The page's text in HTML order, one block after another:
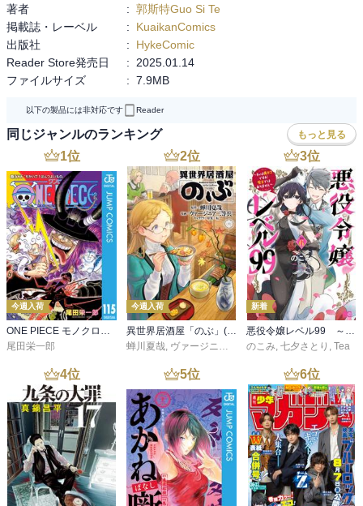
著者
: 郭斯特Guo Si Te
掲載誌・レーベル
:
KuaikanComics
出版社
:
HykeComic
Reader Store発売日
:
2025.01.14
ファイルサイズ
: 7.9MB
以下の製品には非対応です Reader
同じジャンルのランキング もっと見る
1位
今週入荷
ONE PIECE モノクロ版 115
尾田栄一郎
2位
今週入荷
異世界居酒屋「のぶ」(22)
蝉川夏哉, ヴァージニア二等兵 ,転
3位
新着
悪役令嬢レベル99 ～私は裏ボスですが魔王ではありません～ その６
のこみ, 七夕さとり , Tea
4位 5位 6位